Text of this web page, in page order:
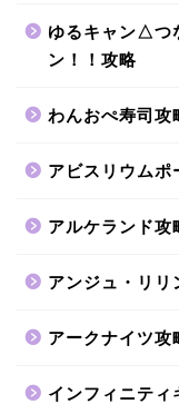
ゆるキャン△つ
ン！！攻略
わんおぺ寿司攻
アビスリウムポ
アルケランド攻
アンジュ・リリ
アークナイツ攻
インフィニティ